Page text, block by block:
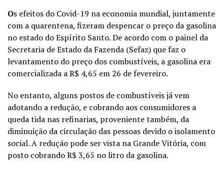
Os efeitos do Covid-19 na economia mundial, juntamente
com a quarentena, fizeram despencar o preço da gasolina
no estado do Espírito Santo. De acordo com o painel da
Secretaria de Estado da Fazenda (Sefaz) que faz o
levantamento do preço dos combustíveis, a gasolina era
comercializada a R$ 4,65 em 26 de fevereiro.
No entanto, alguns postos de combustíveis já vem
adotando a redução, e cobrando aos consumidores a
queda tida nas refinarias, proveniente também, da
diminuição da circulação das pessoas devido o isolamento
social. A redução pode ser vista na Grande Vitória, com
posto cobrando R$ 3,65 no litro da gasolina.